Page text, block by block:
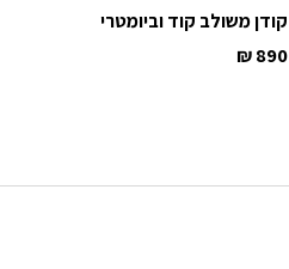
קודן משולב קוד וביומטרי
₪890